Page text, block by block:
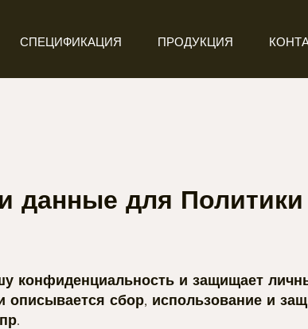
СПЕЦИФИКАЦИЯ ПРОДУКЦИЯ
данные для Политики
конфиденциальность и защищает
сбор, использование и